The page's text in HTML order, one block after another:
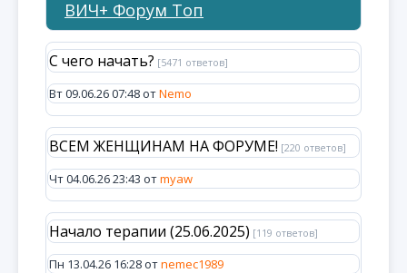
ВИЧ+ Форум Топ
С чего начать? [5471 ответов]
Вт 09.06.26 07:48 отNemo
ВСЕМ ЖЕНЩИНАМ НА ФОРУМЕ! [220 ответов]
Чт 04.06.26 23:43 отmyaw
Начало терапии (25.06.2025) [119 ответов]
Пн 13.04.26 16:28 отnemec1989